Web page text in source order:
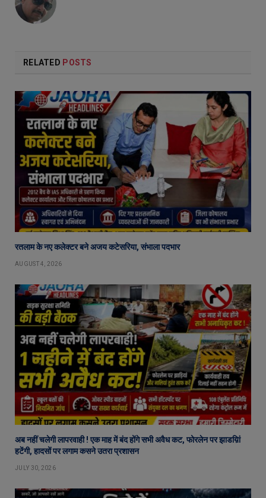
RELATED POSTS
रतलाम के नए कलेक्टर बने अजय कटेसरिया, संभाला पदभार
AUGUST 4, 2026
अब नहीं चलेगी लापरवाही ! एक माह में बंद होंगे सभी अवैध कट, फोरलेन पर झाडय़िां
हटेंगी, हादसों पर लगाम कसने उतरा प्रशासन
JULY 30, 2026